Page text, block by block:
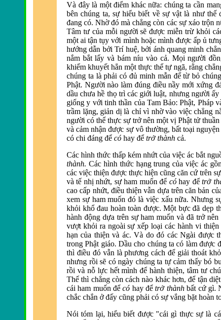
Và đây là mộtđiểm khác nữa: chúng ta cần
bên chúng ta, sự hiểu biết về sự vật là như thế
đang có. Nhờ đó mà chẳng còn các sự xáo trộn
Tâm tư của mỗi người sẽđược miễn trừ khỏi
một ai tận tụy với mình hoặc mình được ấp ủ
hướng dẫn bởi Trí huệ, bởi ánh quang minh
nắm bắt lấy và bám níu vào cả. Mọi người
khiếm khuyết hẳn một thực thể tự ngã, rằng
chúng ta là phải cóđủ minh mẫn để từ bỏ
Phật. Người nào làm đúng điều nầy mới xứng
dầu chưa hề thọ trì các giới luật, nhưng người
giống y với tinh thần của Tam Bảo: Phật, Pháp v
trầm lặng, giản dị là chỉ vì nhờ vào việc chẳng
người có thể thực sự trở nên một vị Phật tử
và cảm nhậnđược sự vô thường, bất toại
có chi đáng để có hay để trở thành cả.
Các hình thức thấp kém nhứt của việc ác bắt
thành. Các hình thức hạng trung của việc ác
các việc thiện được thực hiện cũng căn cứ trên
và tế nhị nhứt, sự ham muốnđể cóhay đểtrở
cao cấp nhứt, điều thiện vẫn dựa trên căn bản
xem sự ham muốn đó là việc xấu nữa. Nhưng
khỏi khổ đau hoàn toàn được. Một bực đã dẹp
hành động dựa trên sự ham muốn vàđã trở nên
vượt khỏi ra ngoài sự xếp loại các hành vi
hạn của thiện và ác. Và dođó các Ngài được
trong Phật giáo. Dầu cho chúng ta có làmđược
thì điều đó vẫn là phương cáchđể giải thoát
nhưng rồi sẽ có ngày chúng ta tự cảm thấy bó
rồi và nỗ lực hết mìnhđể hành thiện, tâm tư
Thế thì chẳng còn cách nào khác hơn,để tận
cái ham muốnđểcó hayđểtrở thànhbất cứ gì.
chắc chắn ởđấy cũng phải có sự vắng bặt hoàn
Nói tóm lại, hiểu biết được "cái gì thực sự là